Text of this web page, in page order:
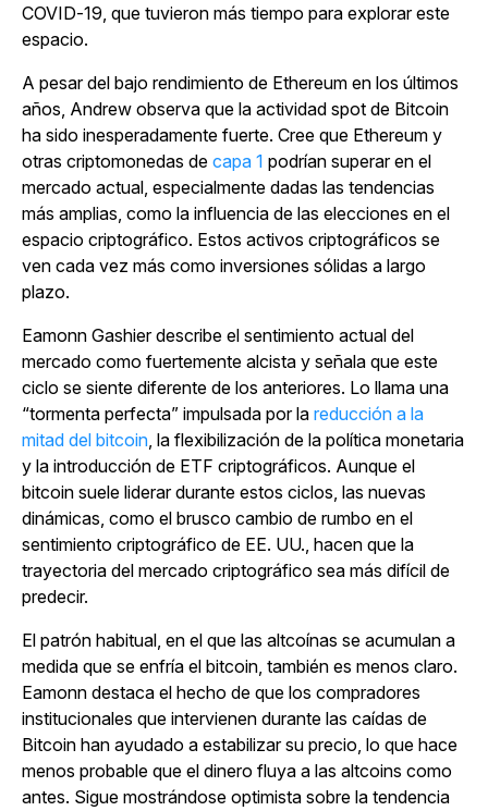
COVID-19, que tuvieron más tiempo para explorar este
espacio.
A pesar del bajo rendimiento de Ethereum en los últimos
años, Andrew observa que la actividad spot de Bitcoin
ha sido inesperadamente fuerte. Cree que Ethereum y
otras criptomonedas de capa 1 podrían superar en el
mercado actual, especialmente dadas las tendencias
más amplias, como la influencia de las elecciones en el
espacio criptográfico. Estos activos criptográficos se
ven cada vez más como inversiones sólidas a largo
plazo.
Eamonn Gashier describe el sentimiento actual del
mercado como fuertemente alcista y señala que este
ciclo se siente diferente de los anteriores. Lo llama una
“tormenta perfecta” impulsada porla reducción a la
mitad del bitcoin, la flexibilización de la política monetaria
y la introducción de ETF criptográficos. Aunque el
bitcoin suele liderar durante estos ciclos, las nuevas
dinámicas, como el brusco cambio de rumbo en el
sentimiento criptográfico de EE. UU., hacen que la
trayectoria del mercado criptográfico sea más difícil de
predecir.
El patrón habitual, en el que las altcoínas se acumulan a
medida que se enfría el bitcoin, también es menos claro.
Eamonn destaca el hecho de que los compradores
institucionales que intervienen durante las caídas de
Bitcoin han ayudado a estabilizar su precio, lo que hace
menos probable que el dinero fluya a las altcoins como
antes. Sigue mostrándose optimista sobre la tendencia